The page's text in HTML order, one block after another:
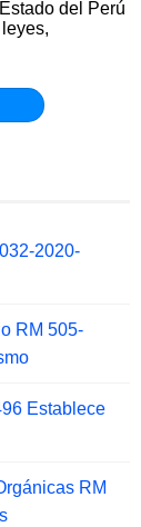
del Perú
2020-
RM 505-
Establece
RM